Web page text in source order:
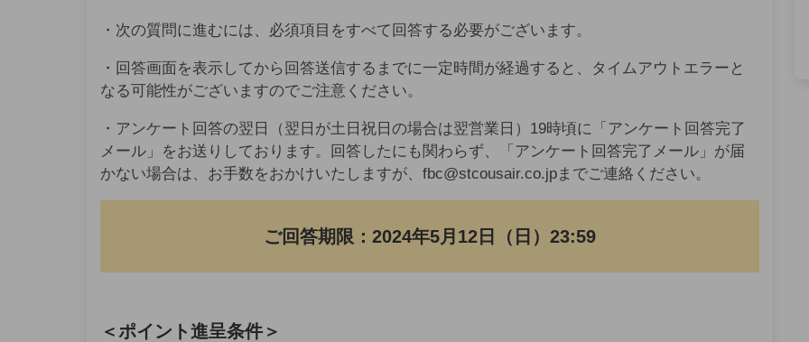
・次の質問に進むには、必須項目をすべて回答する必要がございます。
・回答画面を表示してから回答送信するまでに一定時間が経過すると、タイムアウトエラーと
なる可能性がございますのでご注意ください。
・アンケート回答の翌日（翌日が土日祝日の場合は翌営業日）19時頃に「アンケート回答完了
メール」をお送りしております。回答したにも関わらず、「アンケート回答完了メール」が届
かない場合は、お手数をおかけいたしますが、fbc@stcousair.co.jpまでご連絡ください。
ご回答期限：2024年5月12日（日）23:59
＜ポイント進呈条件＞